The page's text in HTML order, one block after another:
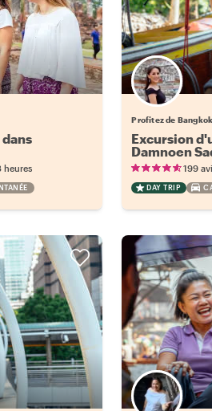
heures
Profitez de
Excursion
Damnoen
199
DAY TRIP